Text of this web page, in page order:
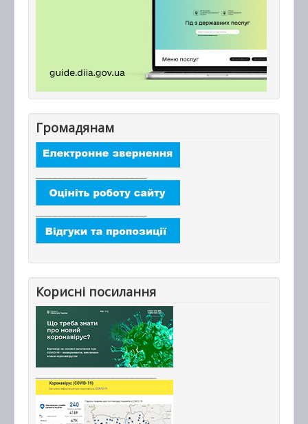
Громадянам
Корисні посилання